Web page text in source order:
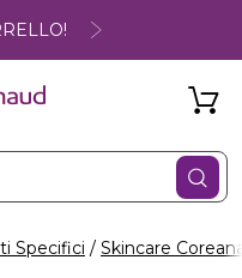
Specifici Skincare